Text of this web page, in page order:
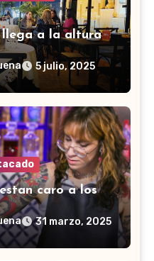
a la altura
5 julio, 2025
caro a los
31 marzo, 2025